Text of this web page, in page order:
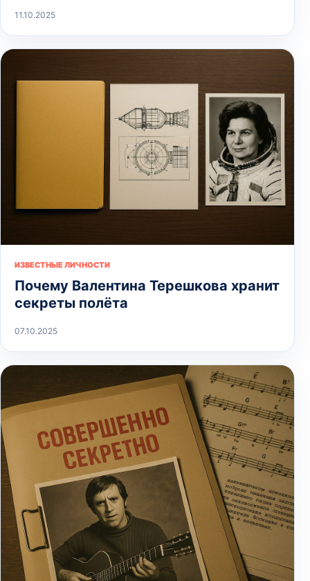
11.10.2025
ИЗВЕСТНЫЕ ЛИЧНОСТИ
Почему Валентина Терешкова хранит
секреты полёта
07.10.2025